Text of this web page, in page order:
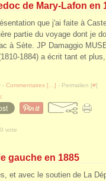
de Mary-Lafon en
que j'ai faite à
partie du voyage dont je
à Sète. JP Damaggio
1884) a écrit tant et
- Commentaires [ ] - Permalien [#]
0 vote
gauche en 1885
et avec le soutien de La